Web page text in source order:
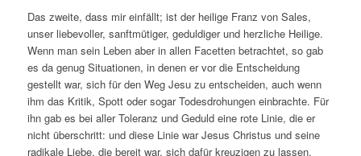
Das zweite, dass mir einfällt; ist der heilige Franz von Sales,
unser liebevoller, sanftmütiger, geduldiger und herzliche Heilige.
Wenn man sein Leben aber in allen Facetten betrachtet, so gab
es da genug Situationen, in denen er vor die Entscheidung
gestellt war, sich für den Weg Jesu zu entscheiden, auch wenn
ihm das Kritik, Spott oder sogar Todesdrohungen einbrachte. Für
ihn gab es bei aller Toleranz und Geduld eine rote Linie, die er
nicht überschritt: und diese Linie war Jesus Christus und seine
radikale Liebe, die bereit war, sich dafür kreuzigen zu lassen.